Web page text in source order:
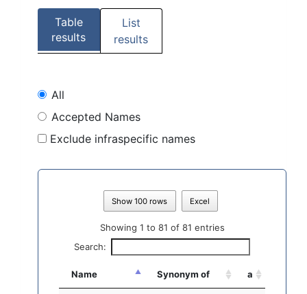
Table
results
List
results
All
Accepted Names
Exclude infraspecific names
Show 100 rows Excel
Showing 1 to 81 of 81 entries
Search:
Name Synonym of a